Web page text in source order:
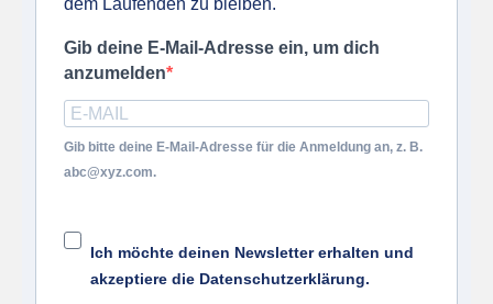
dem Laufenden zu bleiben.
Gib deine E-Mail-Adresse ein, um dich
anzumelden
Gib bitte deine E-Mail-Adresse für die Anmeldung an, z. B.
abc@xyz.com.
Ich möchte deinen Newsletter erhalten und
akzeptiere die Datenschutzerklärung.